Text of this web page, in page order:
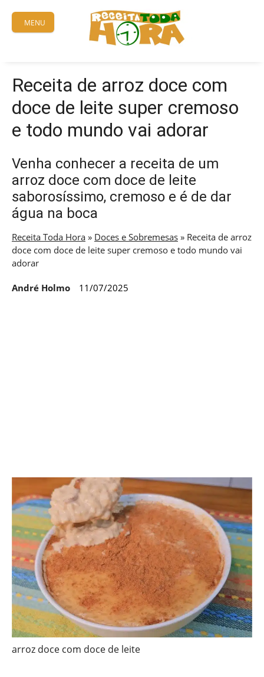
content
MENU
Receita de arroz doce com
doce de leite super cremoso
e todo mundo vai adorar
Venha conhecer a receita de um
arroz doce com doce de leite
saborosíssimo, cremoso e é de dar
água na boca
Receita Toda Hora » Doces e Sobremesas » Receita de arroz
doce com doce de leite super cremoso e todo mundo vai
adorar
André Holmo 11/07/2025
arroz doce com doce de leite